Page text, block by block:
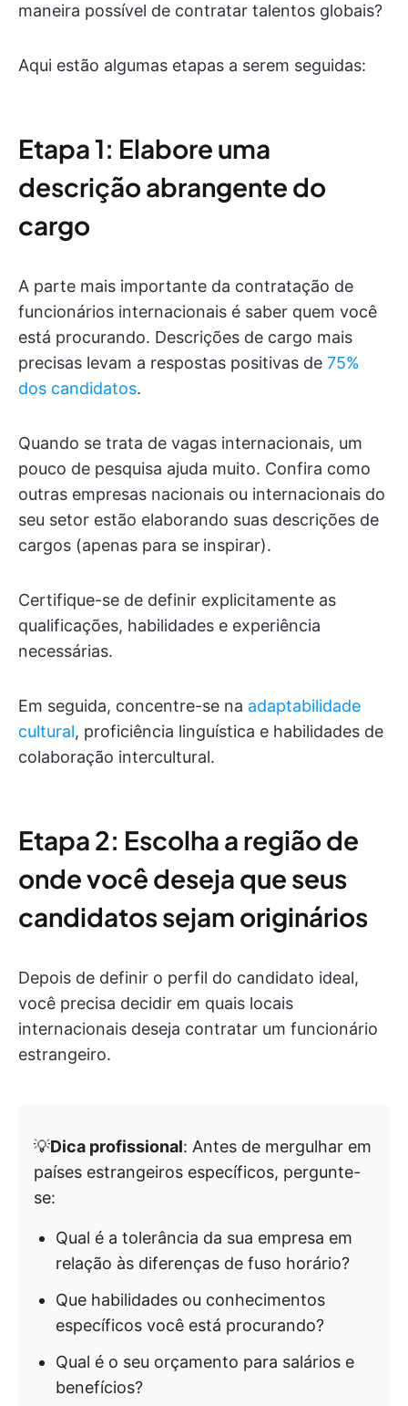
maneira possível de contratar talentos globais?
Aqui estão algumas etapas a serem seguidas:
Etapa 1: Elabore uma
descrição abrangente do
cargo
A parte mais importante da contratação de
funcionários internacionais é saber quem você
está procurando. Descrições de cargo mais
precisas levam a respostas positivas de 75%
dos candidatos.
Quando se trata de vagas internacionais, um
pouco de pesquisa ajuda muito. Confira como
outras empresas nacionais ou internacionais do
seu setor estão elaborando suas descrições de
cargos (apenas para se inspirar).
Certifique-se de definir explicitamente as
qualificações, habilidades e experiência
necessárias.
Em seguida, concentre-se na adaptabilidade
cultural, proficiência linguística e habilidades de
colaboração intercultural.
Etapa 2: Escolha a região de
onde você deseja que seus
candidatos sejam originários
Depois de definir o perfil do candidato ideal,
você precisa decidir em quais locais
internacionais deseja contratar um funcionário
estrangeiro.
💡Dica profissional: Antes de mergulhar em
países estrangeiros específicos, pergunte-
se:
Qual é a tolerância da sua empresa em
relação às diferenças de fuso horário?
Que habilidades ou conhecimentos
específicos você está procurando?
Qual é o seu orçamento para salários e
benefícios?